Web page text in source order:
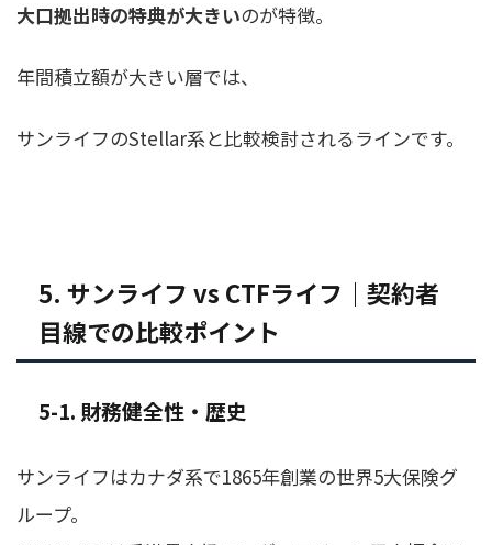
大口拠出時の特典が大きいのが特徴。
年間積立額が大きい層では、
サンライフのStellar系と比較検討されるラインです。
5. サンライフ vs CTFライフ｜契約者
目線での比較ポイント
5-1. 財務健全性・歴史
サンライフはカナダ系で1865年創業の世界5大保険グ
ループ。